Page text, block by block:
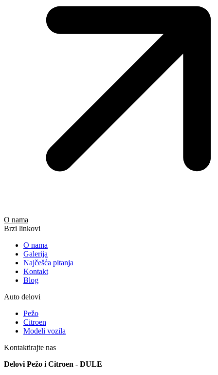
O nama
Brzi linkovi
O nama
Galerija
Najčešća pitanja
Kontakt
Blog
Auto delovi
Pežo
Citroen
Modeli vozila
Kontaktirajte nas
Delovi Pežo i Citroen - DULE